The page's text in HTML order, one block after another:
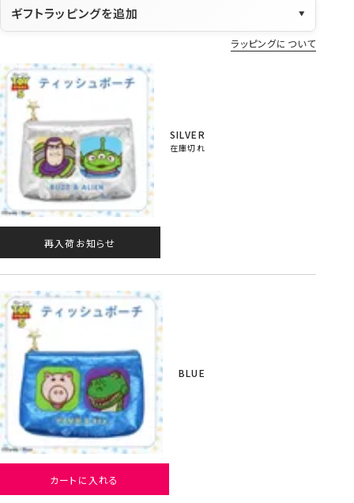
ギフトラッピングを追加 ▼
ラッピングについて
SILVER
在庫切れ
再入荷お知らせ
BLUE
カートに入れる